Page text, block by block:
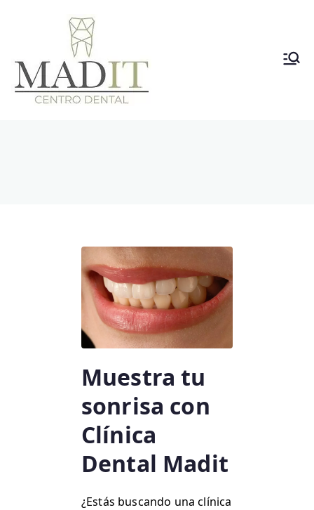
Muestra tu
sonrisa con
Clínica
Dental Madit
¿Estás buscando una clínica